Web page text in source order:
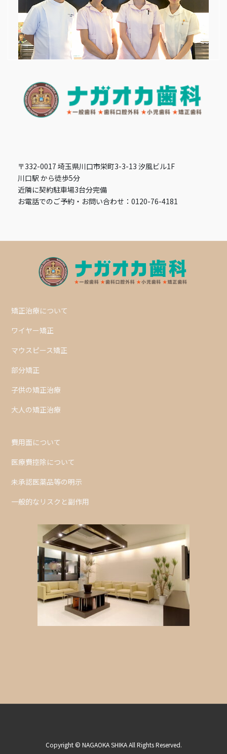
〒332-0017 埼玉県川口市栄町3-3-13 汐風ビル1F
川口駅 から徒歩5分
近隣に契約駐車場3台分完備
お電話でのご予約・お問い合わせ：0120-76-4181
矯正治療について
ワイヤー矯正
マウスピース矯正
部分矯正
子供の矯正治療
大人の矯正治療
費用面について
医療費控除について
未承認医薬品等の明示
一般的なリスクと副作用
Copyright © NAGAOKA SHIKA All Rights Reserved.